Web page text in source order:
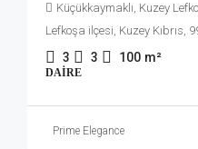
Küçükkaymaklı, Kuzey
Lefkoşa ilçesi, Kuzey Kıbrıs,
3 3 100 m²
DAIRE
Prime Elegance